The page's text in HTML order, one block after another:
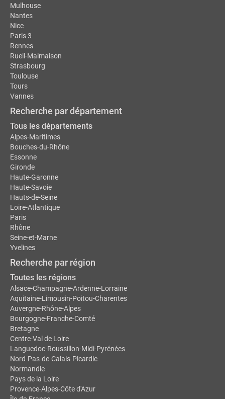
Mulhouse
Nantes
Nice
Paris 3
Rennes
Rueil-Malmaison
Strasbourg
Toulouse
Tours
Vannes
Recherche par département
Tous les départements
Alpes-Maritimes
Bouches-du-Rhône
Essonne
Gironde
Haute-Garonne
Haute-Savoie
Hauts-de-Seine
Loire-Atlantique
Paris
Rhône
Seine-et-Marne
Yvelines
Recherche par région
Toutes les régions
Alsace-Champagne-Ardenne-Lorraine
Aquitaine-Limousin-Poitou-Charentes
Auvergne-Rhône-Alpes
Bourgogne-Franche-Comté
Bretagne
Centre-Val de Loire
Languedoc-Roussillon-Midi-Pyrénées
Nord-Pas-de-Calais-Picardie
Normandie
Pays de la Loire
Provence-Alpes-Côte d'Azur